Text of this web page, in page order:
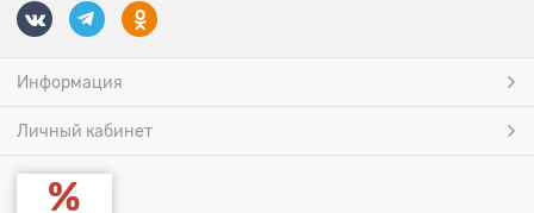
Информация
Личный кабинет